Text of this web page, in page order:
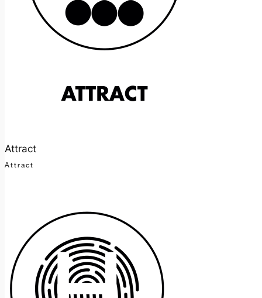
Attract
Attract